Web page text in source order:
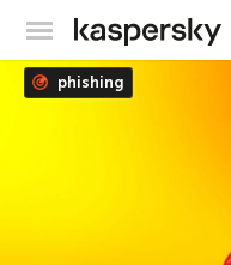
phishing